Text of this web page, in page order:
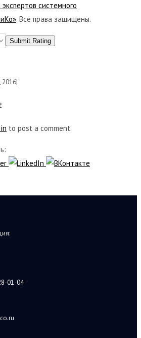
системного
. Все права защищены.
Submit Rating
2016|
to post a comment.
01-04